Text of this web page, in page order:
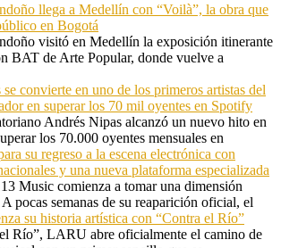
llega a Medellín con “Voilà”, la obra que
en Bogotá
visitó en Medellín la exposición itinerante
BAT de Arte Popular, donde vuelve a
convierte en uno de los primeros artistas del
en superar los 70 mil oyentes en Spotify
Andrés Nipas alcanzó un nuevo hito en
los 70.000 oyentes mensuales en
su regreso a la escena electrónica con
y una nueva plataforma especializada
Music comienza a tomar una dimensión
pocas semanas de su reaparición oficial, el
su historia artística con “Contra el Río”
Río”, LARU abre oficialmente el camino de